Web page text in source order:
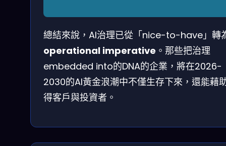
總結來說，AI治理已從「nice-to-have」轉
operational imperative 。那些把治理
embedded into的DNA的企業，將在2026-
2030的AI黃金浪潮中不僅生存下來，還能藉
得客戶與投資者。